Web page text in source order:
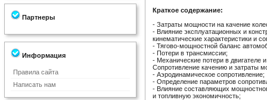
Партнеры
Информация
Правила сайта
Написать нам
Краткое содержание:
- Затраты мощности на качение
- Влияние эксплуатационных и
кинематические характеристики и
- Тягово-мощностной баланс
- Потери в трансмиссии;
- Механические потери в двигателе
Сопротивление качению и затраты
- Аэродинамическое сопротивление;
- Определение параметров
- Влияние составляющих
и топливную экономичность;